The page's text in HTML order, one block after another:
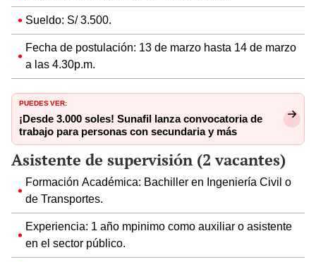
Sueldo: S/ 3.500.
Fecha de postulación: 13 de marzo hasta 14 de marzo
a las 4.30p.m.
PUEDES VER:
¡Desde 3.000 soles! Sunafil lanza convocatoria de
trabajo para personas con secundaria y más
Asistente de supervisión (2 vacantes)
Formación Académica: Bachiller en Ingeniería Civil o
de Transportes.
Experiencia: 1 año mpinimo como auxiliar o asistente
en el sector público.